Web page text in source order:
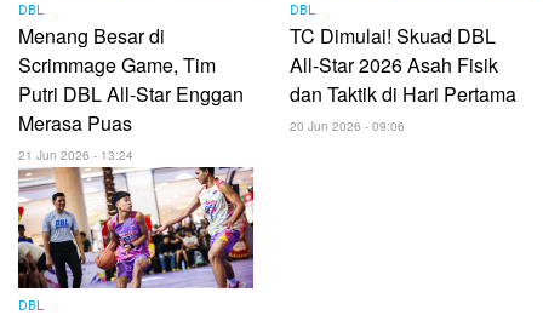
DBL
Menang Besar di
Scrimmage Game, Tim
Putri DBL All-Star Enggan
Merasa Puas
21 Jun 2026 - 13:24
DBL
TC Dimulai! Skuad DBL
All-Star 2026 Asah Fisik
dan Taktik di Hari Pertama
20 Jun 2026 - 09:06
DBL